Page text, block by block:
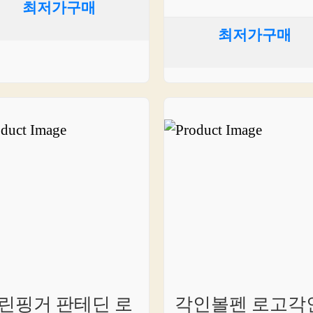
최저가구매
최저가구매
핑거 판테딘 로 각인볼펜 로고각